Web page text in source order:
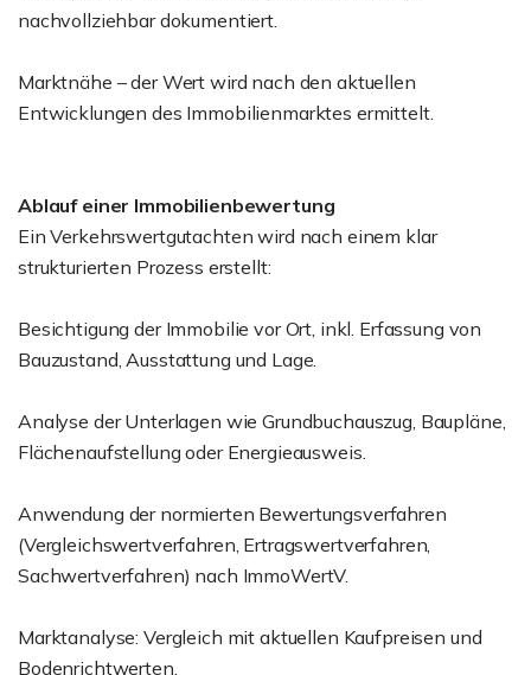
nachvollziehbar dokumentiert.
Marktnähe – der Wert wird nach den aktuellen
Entwicklungen des Immobilienmarktes ermittelt.
Ablauf einer Immobilienbewertung
Ein Verkehrswertgutachten wird nach einem klar
strukturierten Prozess erstellt:
Besichtigung der Immobilie vor Ort, inkl. Erfassung von
Bauzustand, Ausstattung und Lage.
Analyse der Unterlagen wie Grundbuchauszug, Baupläne,
Flächenaufstellung oder Energieausweis.
Anwendung der normierten Bewertungsverfahren
(Vergleichswertverfahren, Ertragswertverfahren,
Sachwertverfahren) nach ImmoWertV.
Marktanalyse: Vergleich mit aktuellen Kaufpreisen und
Bodenrichtwerten.